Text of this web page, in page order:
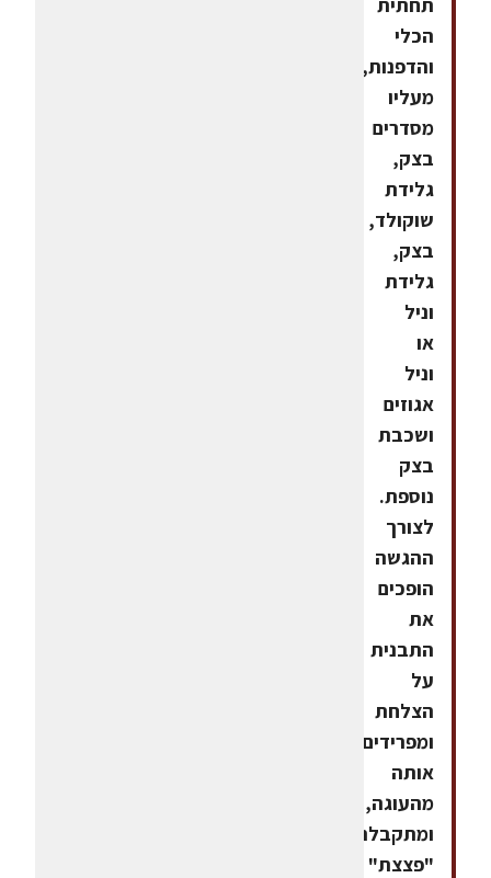
הכלי
והדפנות,
מעליו
מסדרים
בצק,
גלידת
שוקולד,
בצק,
גלידת
וניל
או
וניל
אגוזים
ושכבת
בצק
נוספת.
לצורך
ההגשה
הופכים
את
התבנית
על
הצלחת
ומפרידים
אותה
מהעוגה,
ומתקבלת
"פצצת"